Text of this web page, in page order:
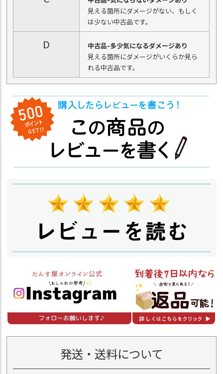
見える箇所にダメージがない、もしく
は少ない中古品です。
D
中古品-多少気になるダメージあり
見える箇所にダメージがいくらか見ら
れる中古品です。
発送・送料について